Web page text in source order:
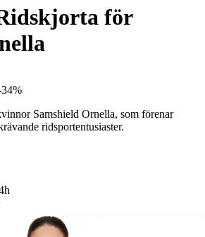
för
Samshield Ornella, som förenar
ridsportentusiaster.